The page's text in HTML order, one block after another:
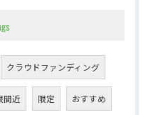
クラウドファンディング
間近 限定 おすすめ